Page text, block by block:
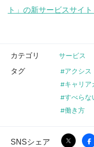
ト」の新サービスサイト
カテゴリ サービス
タグ アクシス
キャリア
すべらな
働き方
SNSシェア